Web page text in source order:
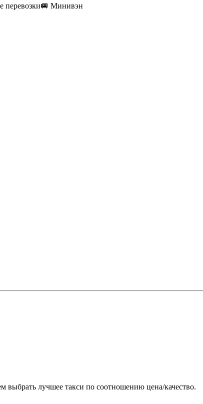
перевозки🚐 Минивэн
лучшее такси по соотношению цена/качество.